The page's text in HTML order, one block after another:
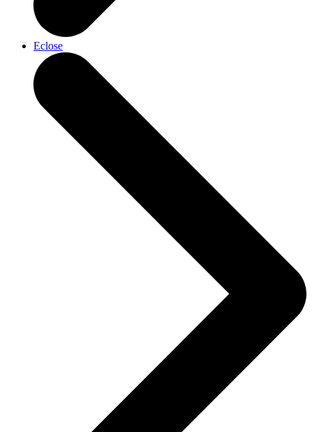
Eclose